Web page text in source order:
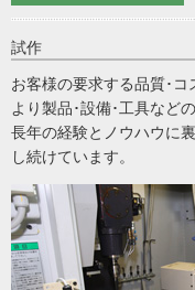
試作
お客様の要求する品質･
より製品･設備･工具など
長年の経験とノウハウに
し続けています。